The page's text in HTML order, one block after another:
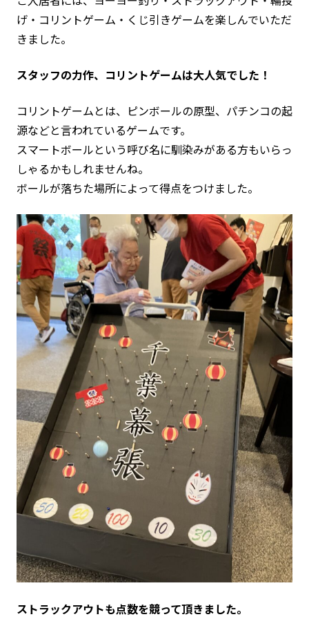
げ・コリントゲーム・くじ引きゲームを楽しんでいただ
きました。
スタッフの力作、コリントゲームは大人気でした！
コリントゲームとは、ピンボールの原型、パチンコの起
源などと言われているゲームです。
スマートボールという呼び名に馴染みがある方もいらっ
しゃるかもしれませんね。
ボールが落ちた場所によって得点をつけました。
ストラックアウトも点数を競って頂きました。